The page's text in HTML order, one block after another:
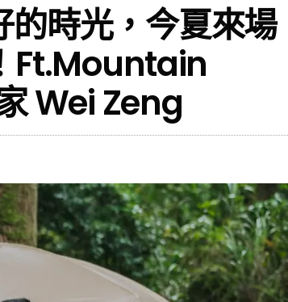
時光，今夏來場
Ft.Mountain
Wei Zeng